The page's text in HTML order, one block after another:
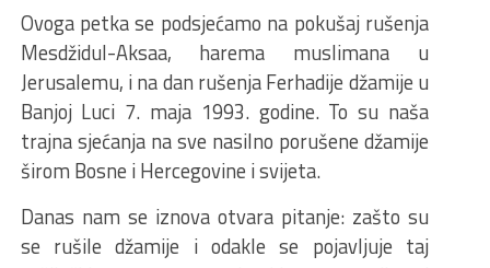
Ovoga petka se podsjećamo na pokušaj rušenja
Mesdžidul-Aksaa, harema muslimana u
Jerusalemu, i na dan rušenja Ferhadije džamije u
Banjoj Luci 7. maja 1993. godine. To su naša
trajna sjećanja na sve nasilno porušene džamije
širom Bosne i Hercegovine i svijeta.
Danas nam se iznova otvara pitanje: zašto su
se rušile džamije i odakle se pojavljuje taj